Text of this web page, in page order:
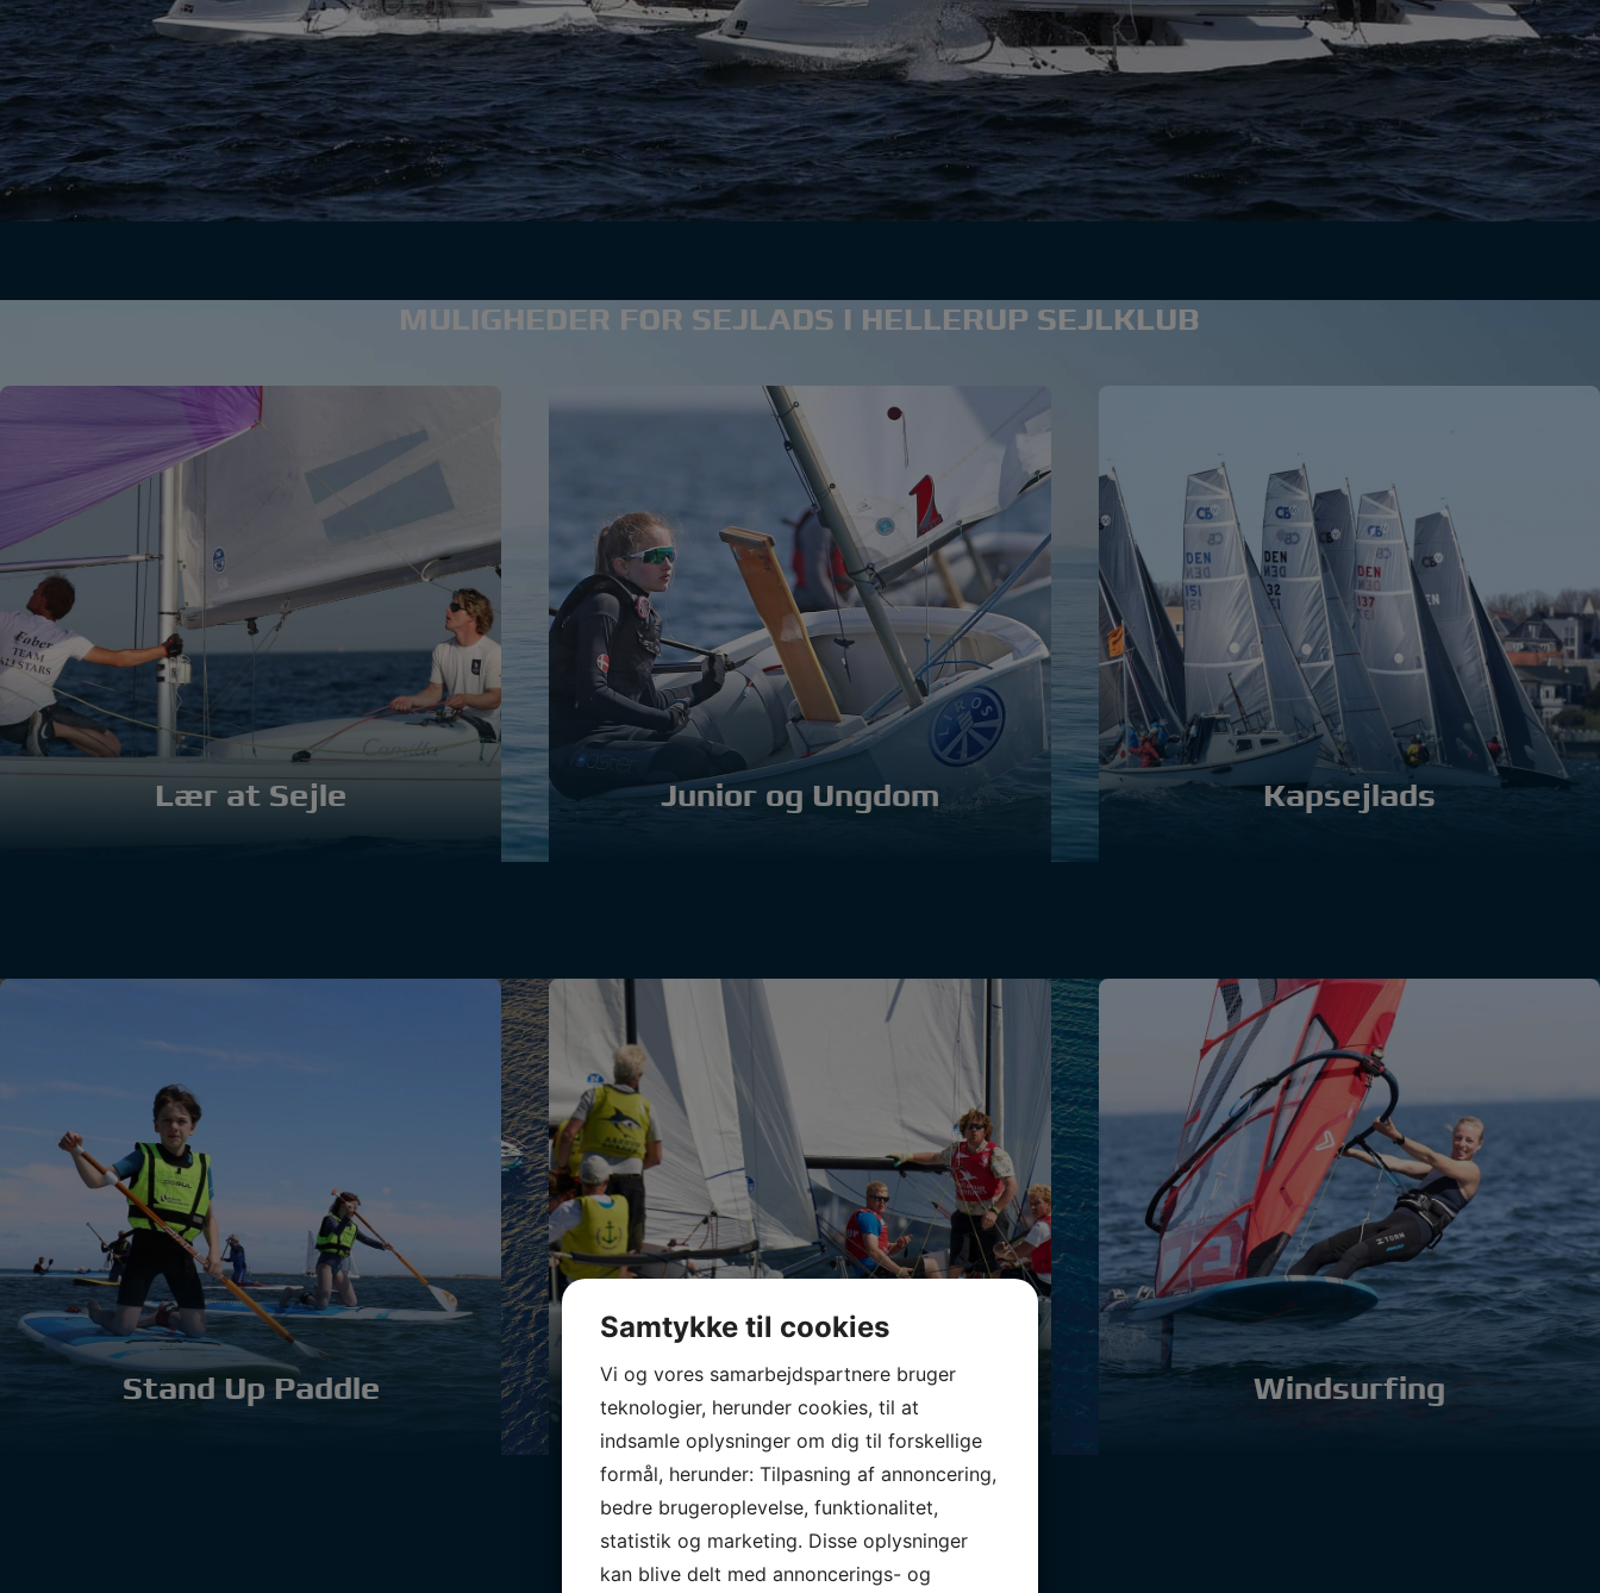
MULIGHEDER FOR SEJLADS I HELLERUP SEJLKLUB
Lær at Sejle Junior og Ungdom Kapsejlads
Stand Up Paddle Sportsbåde Windsurfing
Samtykke til cookies
Vi og vores samarbejdspartnere bruger
teknologier, herunder cookies, til at
indsamle oplysninger om dig til forskellige
formål, herunder: Tilpasning af annoncering,
bedre brugeroplevelse, funktionalitet,
statistik og marketing. Disse oplysninger
kan blive delt med annoncerings- og